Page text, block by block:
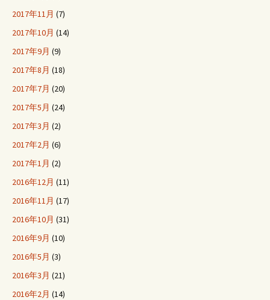
2017年11月 (7)
2017年10月 (14)
2017年9月 (9)
2017年8月 (18)
2017年7月 (20)
2017年5月 (24)
2017年3月 (2)
2017年2月 (6)
2017年1月 (2)
2016年12月 (11)
2016年11月 (17)
2016年10月 (31)
2016年9月 (10)
2016年5月 (3)
2016年3月 (21)
2016年2月 (14)